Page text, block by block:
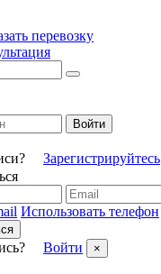
перевозку
Войти
Зарегистрируйтесь
Использовать телефон
Войти ×